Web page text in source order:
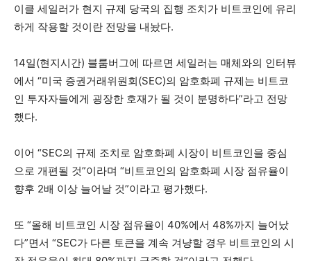
이클 세일러가 현지 규제 당국의 집행 조치가 비트코인에 유리
하게 작용할 것이란 전망을 내놨다.
14일(현지시간) 블룸버그에 따르면 세일러는 매체와의 인터뷰
에서 “미국 증권거래위원회(SEC)의 암호화폐 규제는 비트코
인 투자자들에게 굉장한 호재가 될 것이 분명하다”라고 전망
했다.
이어 “SEC의 규제 조치로 암호화폐 시장이 비트코인을 중심
으로 개편될 것”이라며 “비트코인의 암호화폐 시장 점유율이
향후 2배 이상 늘어날 것”이라고 평가했다.
또 “올해 비트코인 시장 점유율이 40%에서 48%까지 늘어났
다”면서 “SEC가 다른 토큰을 계속 겨냥할 경우 비트코인의 시